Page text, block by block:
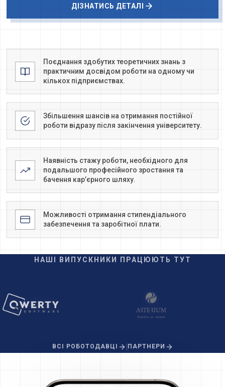
ДІЗНАТИСЬ ДЕТАЛІ
Поєднання здобутих теоретичних знань з
практичним досвідом роботи на одному чи
кількох підприємствах.
Збільшення шансів на отримання постійної
роботи відразу після закінчення університету.
Наявність стажу роботи, необхідного для
подальшого професійного зростання та
бачення кар’єрного шляху.
Можливості отримання стипендіального
забезпечення та заробітної плати.
НАШІ ВИПУСКНИКИ ПРАЦЮЮТЬ ТУТ
ВСІ РОБОТОДАВЦІ |ПАРТНЕРИ